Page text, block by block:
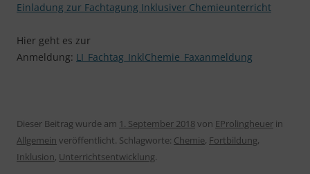
Einladung zur Fachtagung Inklusiver Chemieunterricht
Hier geht es zur
Anmeldung: LI_Fachtag_InklChemie_Faxanmeldung
Dieser Beitrag wurde am 1. September 2018von EProlingheuer in
Allgemein veröffentlicht. Schlagworte: Chemie, Fortbildung,
Inklusion, Unterrichtsentwicklung.